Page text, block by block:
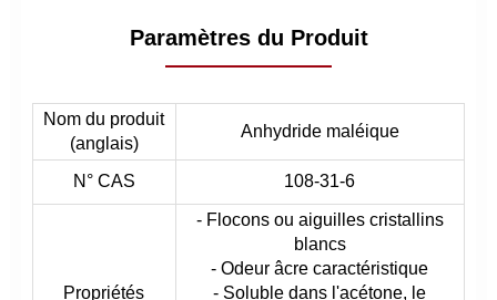
Paramètres du Produit
Nom du produit
(anglais)
Anhydride maléique
N° CAS 108-31-6
Propriétés
- Flocons ou aiguilles cristallins
blancs
- Odeur âcre caractéristique
- Soluble dans l'acétone, le